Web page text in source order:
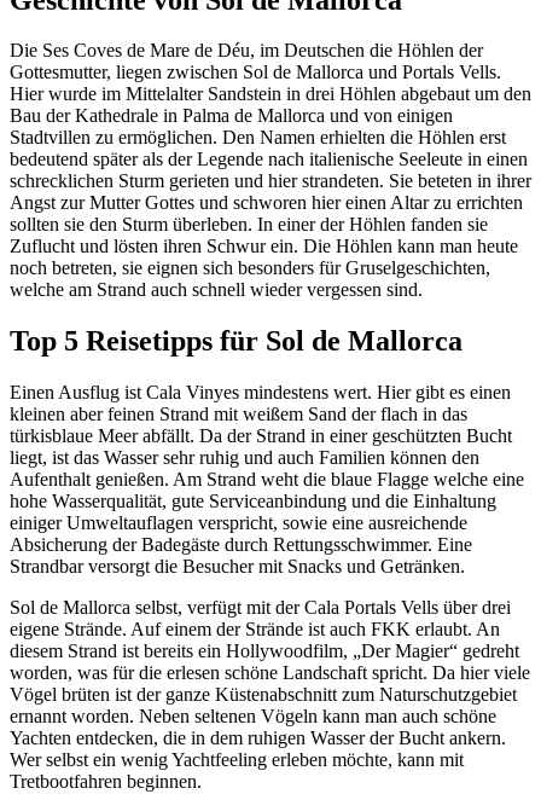
Die Ses Coves de Mare de Déu, im Deutschen die Höhlen der
Gottesmutter, liegen zwischen Sol de Mallorca und Portals Vells.
Hier wurde im Mittelalter Sandstein in drei Höhlen abgebaut um den
Bau der Kathedrale in Palma de Mallorca und von einigen
Stadtvillen zu ermöglichen. Den Namen erhielten die Höhlen erst
bedeutend später als der Legende nach italienische Seeleute in einen
schrecklichen Sturm gerieten und hier strandeten. Sie beteten in ihrer
Angst zur Mutter Gottes und schworen hier einen Altar zu errichten
sollten sie den Sturm überleben. In einer der Höhlen fanden sie
Zuflucht und lösten ihren Schwur ein. Die Höhlen kann man heute
noch betreten, sie eignen sich besonders für Gruselgeschichten,
welche am Strand auch schnell wieder vergessen sind.
Top 5 Reisetipps für Sol de Mallorca
Einen Ausflug ist Cala Vinyes mindestens wert. Hier gibt es einen
kleinen aber feinen Strand mit weißem Sand der flach in das
türkisblaue Meer abfällt. Da der Strand in einer geschützten Bucht
liegt, ist das Wasser sehr ruhig und auch Familien können den
Aufenthalt genießen. Am Strand weht die blaue Flagge welche eine
hohe Wasserqualität, gute Serviceanbindung und die Einhaltung
einiger Umweltauflagen verspricht, sowie eine ausreichende
Absicherung der Badegäste durch Rettungsschwimmer. Eine
Strandbar versorgt die Besucher mit Snacks und Getränken.
Sol de Mallorca selbst, verfügt mit der Cala Portals Vells über drei
eigene Strände. Auf einem der Strände ist auch FKK erlaubt. An
diesem Strand ist bereits ein Hollywoodfilm, „Der Magier“ gedreht
worden, was für die erlesen schöne Landschaft spricht. Da hier viele
Vögel brüten ist der ganze Küstenabschnitt zum Naturschutzgebiet
ernannt worden. Neben seltenen Vögeln kann man auch schöne
Yachten entdecken, die in dem ruhigen Wasser der Bucht ankern.
Wer selbst ein wenig Yachtfeeling erleben möchte, kann mit
Tretbootfahren beginnen.